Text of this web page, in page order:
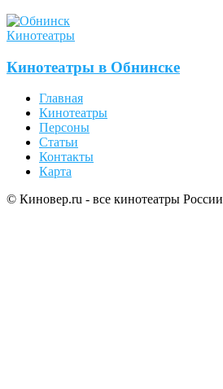
Кинотеатры
Кинотеатры в Обнинске
Главная
Кинотеатры
Персоны
Статьи
Контакты
Карта
© Киновер.ru - все кинотеатры России